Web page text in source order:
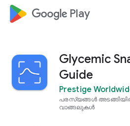
google_logo Play
Glycemic
Guide
Prestige
പരസ്യങ്ങൾ
വാങ്ങലുകൾ